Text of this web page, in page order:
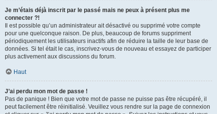
Je m’étais déjà inscrit par le passé mais ne peux à présent plus me
connecter ?!
Il est possible qu’un administrateur ait désactivé ou supprimé votre compte
pour une quelconque raison. De plus, beaucoup de forums suppriment
périodiquement les utilisateurs inactifs afin de réduire la taille de leur base de
données. Si tel était le cas, inscrivez-vous de nouveau et essayez de participer
plus activement aux discussions du forum.
Haut
J’ai perdu mon mot de passe !
Pas de panique ! Bien que votre mot de passe ne puisse pas être récupéré, il
peut facilement être réinitialisé. Veuillez vous rendre sur la page de connexion